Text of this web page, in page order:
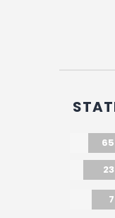
65
23
7